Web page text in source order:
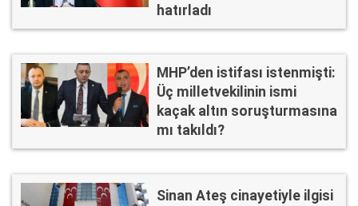
hatırladı
MHP’den istifası istenmişti:
Üç milletvekilinin ismi
kaçak altın soruşturmasına
mı takıldı?
Sinan Ateş cinayetiyle ilgisi